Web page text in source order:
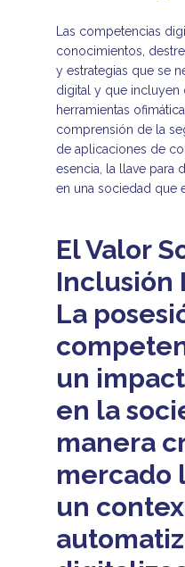
Las competencias
conocimientos,
y estrategias que se
digital y que incluyen
herramientas
comprensión de la
de aplicaciones de
esencia, la llave para
en una sociedad que
El Valor
Inclusión
La
un
en la
manera
mercado
un